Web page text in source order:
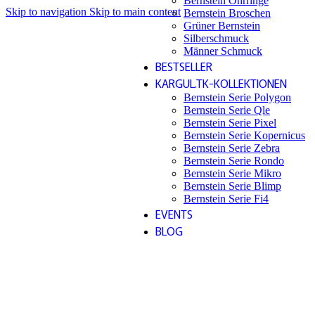
Skip to navigation Skip to main content Bernstein Broschen
Grüner Bernstein
Silberschmuck
Männer Schmuck
BESTSELLER
KARGUL.TK-KOLLEKTIONEN
Bernstein Serie Polygon
Bernstein Serie Qle
Bernstein Serie Pixel
Bernstein Serie Kopernicus
Bernstein Serie Zebra
Bernstein Serie Rondo
Bernstein Serie Mikro
Bernstein Serie Blimp
Bernstein Serie Fi4
EVENTS
BLOG